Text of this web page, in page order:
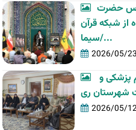
حضرت
شبکه قرآن
سیما/...
2026/05/23
دیدار معاون رئیس دانشگاه علوم پزشکی و
2026/05/